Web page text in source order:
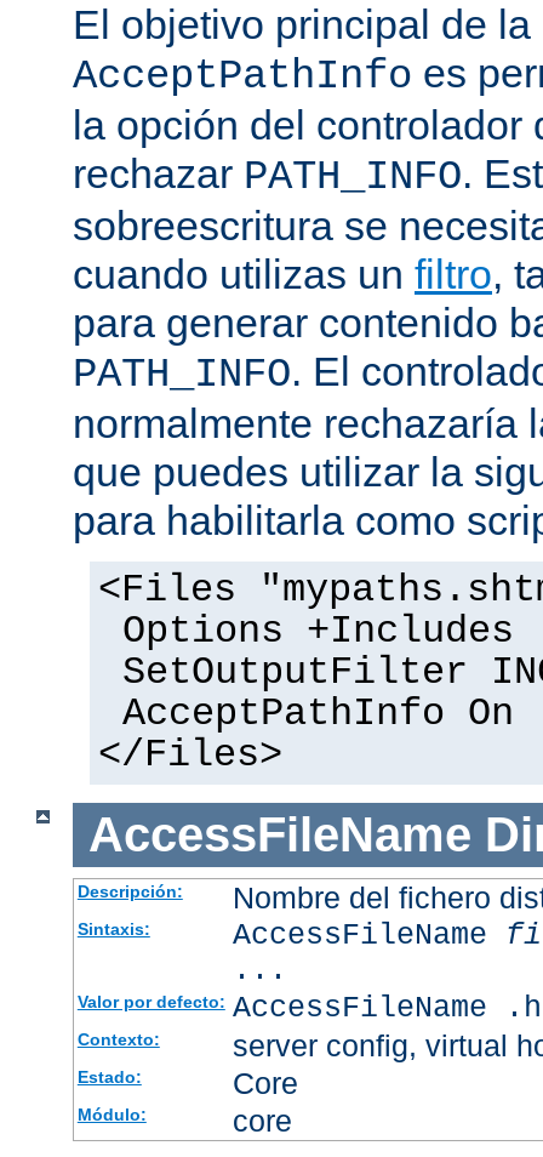
El objetivo principal de la
AcceptPathInfo es
la opción del controlador
rechazar PATH_INFO.
sobreescritura se
cuando utilizas un filtro,
para generar contenido
PATH_INFO. El
normalmente rechazaría
que puedes utilizar la
para habilitarla como
<Files
Options +Includes
SetOutputFilter
AcceptPathInfo On
</Files>
AccessFileName
Descripción: Nombre del fichero
Sintaxis: AccessFileName
...
Valor por defecto: AccessFileName
Contexto: server config, virtual
Estado: Core
Módulo: core